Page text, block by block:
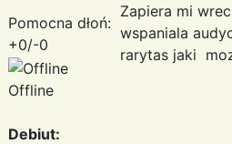
Pomocna dłoń:
+0/-0
Offline
Debiut:
Zapiera mi
wspaniala
rarytas jaki